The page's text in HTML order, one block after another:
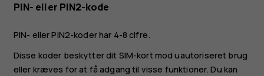
PIN- eller PIN2-kode
PIN- eller PIN2-koder har 4-8 cifre.
Disse koder beskytter dit SIM-kort mod uautoriseret brug
eller kræves for at få adgang til visse funktioner. Du kan